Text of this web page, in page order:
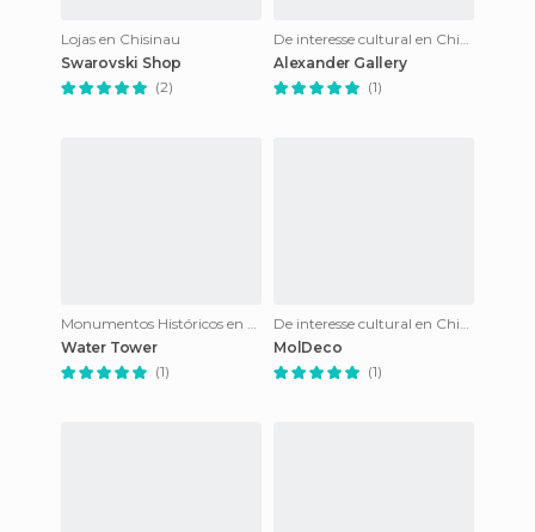
Lojas en Chisinau
Swarovski Shop
(2)
De interesse cultural en Chisinau
Alexander Gallery
(1)
Monumentos Históricos en Chisinau
Water Tower
(1)
De interesse cultural en Chisinau
MolDeco
(1)